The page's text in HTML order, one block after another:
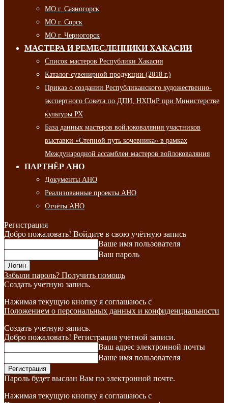
МО г. Саяногорск
МО г. Сорск
МО г. Черногорск
МАСТЕРА И РЕМЕСЛЕННИКИ ХАКАСИИ
Список мастеров Республики Хакасия
Каталог сувенирной продукции (2018 г.)
Приказ о создании Республиканского художественно-
экспертного Совета по ДПИ, НХПиР при Министерстве
культуры РХ
База данных мастеров войлоковаляния участников
выставки «Степной путь кочевника» в рамках
Международной ассамблеи мастеров войлоковаляния
ПАРТНЁР АНО
Документы АНО
Реализованные проекты АНО
Отчёты АНО
Регистрация
Добро пожаловать! Войдите в свою учётную запись
Ваше имя пользователя
Ваш пароль
Забыли пароль? Получить помощь
Создать учетную запись.
Нажимая текущую кнопку я соглашаюсь с
Положением о персональных данных и конфиденциальности
Создать учетную запись.
Добро пожаловать! Регистрация учетной записи.
Ваш адрес электронной почты
Ваше имя пользователя
Пароль будет выслан Вам по электронной почте.
Нажимая текущую кнопку я соглашаюсь с